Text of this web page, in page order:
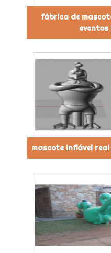
fábrica de
mascote inflável